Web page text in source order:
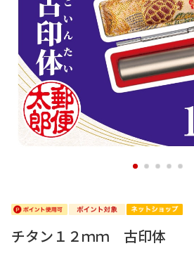
1 2 3 4 5
チタン１２ｍｍ 古印体